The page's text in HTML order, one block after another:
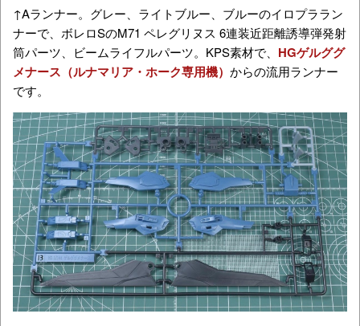
↑Aランナー。グレー、ライトブルー、ブルーのイロプララン
ナーで、ボレロSのM71 ペレグリヌス 6連装近距離誘導弾発射
筒パーツ、ビームライフルパーツ。KPS素材で、 HGゲルググ
メナース（ルナマリア・ホーク専用機） からの流用ランナー
です。